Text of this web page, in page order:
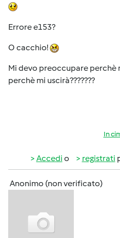
Errore e153?
O cacchio!
Mi devo preoccupare perchè
perchè mi uscirà???????
In
Accedi o registrati
Anonimo (non verificato)